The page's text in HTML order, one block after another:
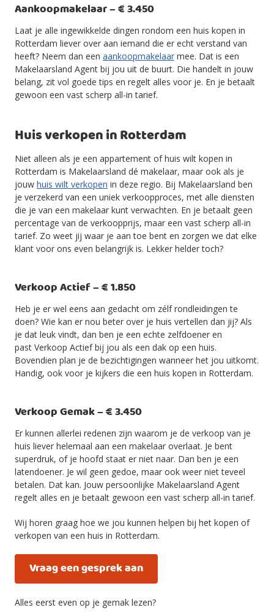
Aankoopmakelaar – € 3.450
Laat je alle ingewikkelde dingen rondom een huis kopen in
Rotterdam liever over aan iemand die er echt verstand van
heeft? Neem dan een aankoopmakelaar mee. Dat is een
Makelaarsland Agent bij jou uit de buurt. Die handelt in jouw
belang, zit vol goede tips en regelt alles voor je. En je betaalt
gewoon een vast scherp all-in tarief.
Huis verkopen in Rotterdam
Niet alleen als je een appartement of huis wilt kopen in
Rotterdam is Makelaarsland dé makelaar, maar ook als je
jouw huis wilt verkopen in deze regio. Bij Makelaarsland ben
je verzekerd van een uniek verkoopproces, met alle diensten
die je van een makelaar kunt verwachten. En je betaalt geen
percentage van de verkoopprijs, maar een vast scherp all-in
tarief. Zo weet jij waar je aan toe bent en zorgen we dat elke
klant voor ons even belangrijk is. Lekker helder toch?
Verkoop Actief – € 1.850
Heb je er wel eens aan gedacht om zélf rondleidingen te
doen? Wie kan er nou beter over je huis vertellen dan jij? Als
je dat leuk vindt, dan ben je een echte zelfdoener en
past Verkoop Actief bij jou als een dak op een huis.
Bovendien plan je de bezichtigingen wanneer het jou uitkomt.
Handig, ook voor je kijkers die een huis kopen in Rotterdam.
Verkoop Gemak – € 3.450
Er kunnen allerlei redenen zijn waarom je de verkoop van je
huis liever helemaal aan een makelaar overlaat. Je bent
superdruk, of je hoofd staat er niet naar. Dan ben je een
latendoener. Je wil geen gedoe, maar ook weer niet teveel
betalen. Dat kan. Jouw persoonlijke Makelaarsland Agent
regelt alles en je betaalt gewoon een vast scherp all-in tarief.
Wij horen graag hoe we jou kunnen helpen bij het kopen of
verkopen van een huis in Rotterdam.
Vraag een gesprek aan
Alles eerst even op je gemak lezen?